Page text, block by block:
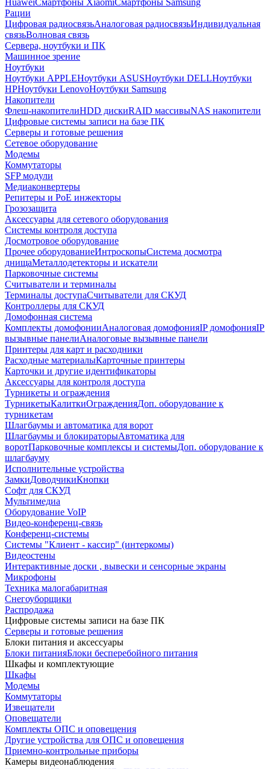
HuaweiСмартфоны XiaomiСмартфоны Samsung
Рации
Цифровая радиосвязьАналоговая радиосвязьИндивидуальная
связьВолновая связь
Сервера, ноутбуки и ПК
Машинное зрение
Ноутбуки
Ноутбуки APPLEНоутбуки ASUSНоутбуки DELLНоутбуки
HPНоутбуки LenovoНоутбуки Samsung
Накопители
Флеш-накопителиHDD дискиRAID массивыNAS накопители
Цифровые системы записи на базе ПК
Серверы и готовые решения
Сетевое оборудование
Модемы
Коммутаторы
SFP модули
Медиаконвертеры
Репитеры и PoE инжекторы
Грозозащита
Аксессуары для сетевого оборудования
Системы контроля доступа
Досмотровое оборудование
Прочее оборудованиеИнтроскопыСистема досмотра
днищаМеталлодетекторы и искатели
Парковочные системы
Считыватели и терминалы
Терминалы доступаСчитыватели для СКУД
Контроллеры для СКУД
Домофонная система
Комплекты домофонииАналоговая домофонияIP домофонияIP
вызывные панелиАналоговые вызывные панели
Принтеры для карт и расходники
Расходные материалыКарточные принтеры
Карточки и другие идентификаторы
Аксессуары для контроля доступа
Турникеты и ограждения
ТурникетыКалиткиОгражденияДоп. оборудование к
турникетам
Шлагбаумы и автоматика для ворот
Шлагбаумы и блокираторыАвтоматика для
воротПарковочные комплексы и системыДоп. оборудование к
шлагбауму
Исполнительные устройства
ЗамкиДоводчикиКнопки
Софт для СКУД
Мультимедиа
Оборудование VoIP
Видео-конференц-связь
Конференц-системы
Системы "Клиент - кассир" (интеркомы)
Видеостены
Интерактивные доски , вывески и сенсорные экраны
Микрофоны
Техника малогабаритная
Снегоуборщики
Распродажа
Цифровые системы записи на базе ПК
Серверы и готовые решения
Блоки питания и аксессуары
Блоки питанияБлоки бесперебойного питания
Шкафы и комплектующие
Шкафы
Модемы
Коммутаторы
Извещатели
Оповещатели
Комплекты ОПС и оповещения
Другие устройства для ОПС и оповещения
Приемно-контрольные приборы
Камеры видеонаблюдения